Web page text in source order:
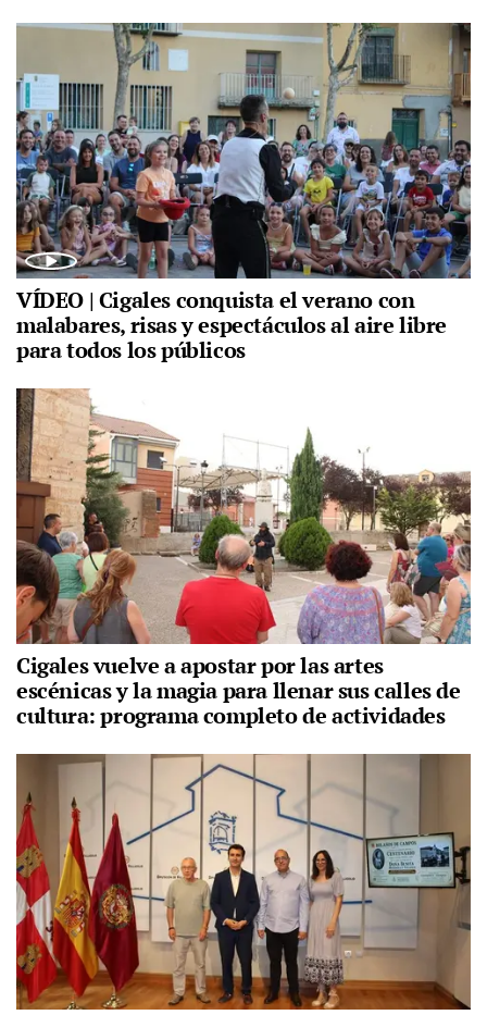
VÍDEO | Cigales conquista el verano con
malabares, risas y espectáculos al aire libre
para todos los públicos
Cigales vuelve a apostar por las artes
escénicas y la magia para llenar sus calles de
cultura: programa completo de actividades